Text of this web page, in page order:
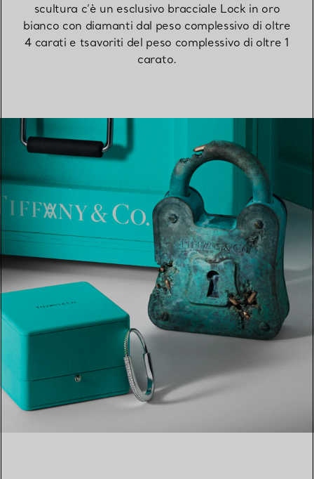
scultura c’è un esclusivo bracciale Lock in oro
bianco con diamanti dal peso complessivo di oltre
4 carati e tsavoriti del peso complessivo di oltre 1
carato.